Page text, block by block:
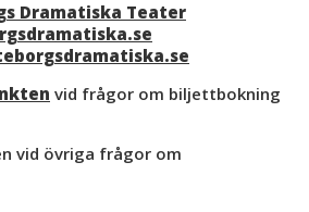
Dramatiska Teater
vid frågor om biljettbokning
vid övriga frågor om